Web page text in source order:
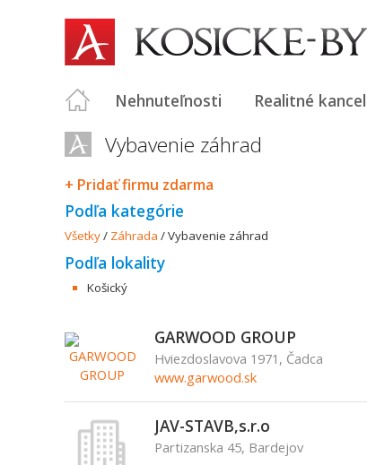
Nehnuteľnosti Realitné
Vybavenie záhrad
+ Pridať firmu zdarma
Podľa kategórie
Všetky/ Záhrada /Vybavenie záhrad
Podľa lokality
Košický
GARWOOD GROUP
Hviezdoslavova 1971, Čadca
www.garwood.sk
JAV-STAVB,s.r.o
Partizanska 45, Bardejov